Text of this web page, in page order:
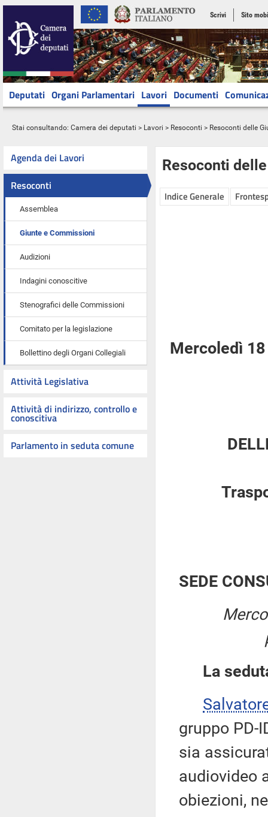
Scrivi Sito
Deputati Organi Parlamentari Lavori Documenti
Stai consultando: Camera dei deputati > Lavori > Resoconti > Resoconti delle
Agenda dei Lavori
Resoconti
Assemblea
Giunte e Commissioni
Audizioni
Indagini conoscitive
Stenografici delle Commissioni
Comitato per la legislazione
Bollettino degli Organi Collegiali
Attività Legislativa
Attività di indirizzo, controllo e
conoscitiva
Parlamento in seduta comune
Resoconti
Indice Generale
Mercoledì
SEDE
La
gruppo PD-
sia
audiovideo
obiezioni,